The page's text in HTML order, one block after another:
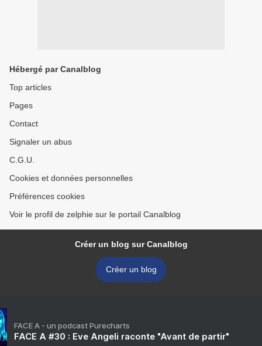
Hébergé par Canalblog
Top articles
Pages
Contact
Signaler un abus
C.G.U.
Cookies et données personnelles
Préférences cookies
Voir le profil de zelphie sur le portail Canalblog
Créer un blog sur Canalblog
Créer un blog
FACE A - un podcast Purecharts
FACE A #30 : Eve Angeli raconte "Avant de partir"